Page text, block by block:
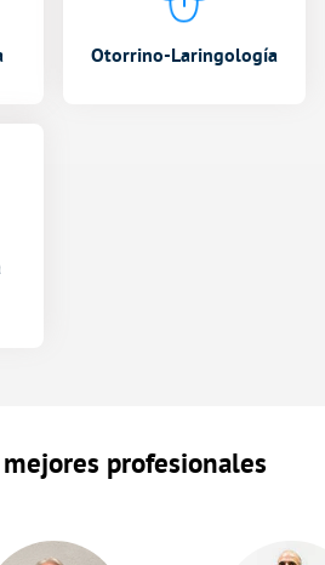
Otorrino-Laringología
profesionales